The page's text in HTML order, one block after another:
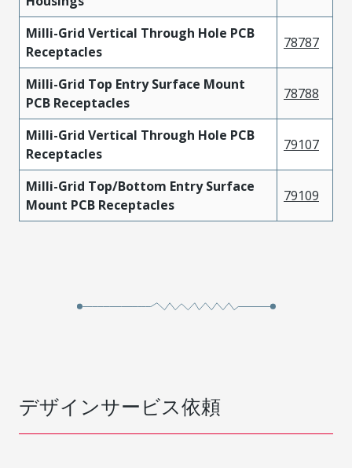
Milli-Grid Vertical Through Hole PCB
Receptacles
78787
Milli-Grid Top Entry Surface Mount
PCB Receptacles
78788
Milli-Grid Vertical Through Hole PCB
Receptacles
79107
Milli-Grid Top/Bottom Entry Surface
Mount PCB Receptacles
79109
デザインサービス依頼